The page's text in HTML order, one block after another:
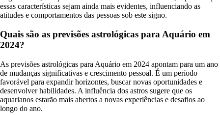
essas características sejam ainda mais evidentes, influenciando as
atitudes e comportamentos das pessoas sob este signo.
Quais são as previsões astrológicas para Aquário em
2024?
As previsões astrológicas para Aquário em 2024 apontam para um ano
de mudanças significativas e crescimento pessoal. É um período
favorável para expandir horizontes, buscar novas oportunidades e
desenvolver habilidades. A influência dos astros sugere que os
aquarianos estarão mais abertos a novas experiências e desafios ao
longo do ano.